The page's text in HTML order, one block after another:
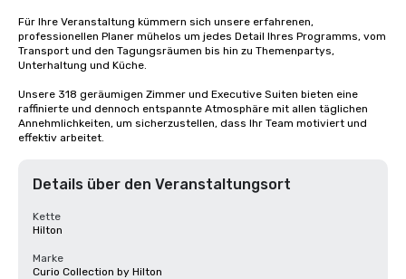
Für Ihre Veranstaltung kümmern sich unsere erfahrenen,
professionellen Planer mühelos um jedes Detail Ihres Programms, vom
Transport und den Tagungsräumen bis hin zu Themenpartys,
Unterhaltung und Küche.
Unsere 318 geräumigen Zimmer und Executive Suiten bieten eine
raffinierte und dennoch entspannte Atmosphäre mit allen täglichen
Annehmlichkeiten, um sicherzustellen, dass Ihr Team motiviert und
effektiv arbeitet.
Details über den Veranstaltungsort
Kette
Hilton
Marke
Curio Collection by Hilton